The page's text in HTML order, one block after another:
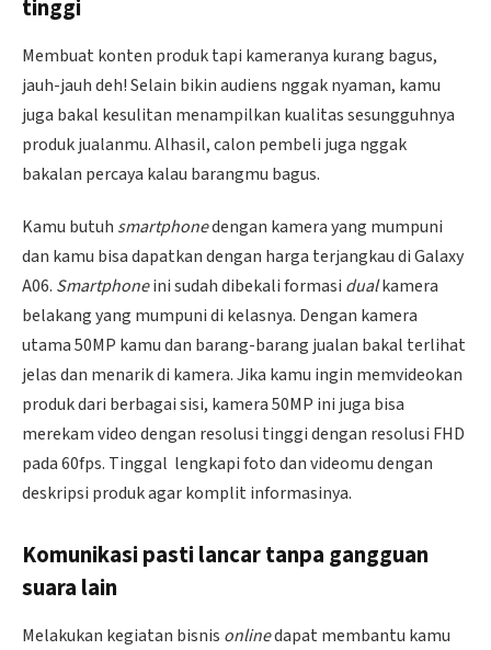
tinggi
Membuat konten produk tapi kameranya kurang bagus,
jauh-jauh deh! Selain bikin audiens nggak nyaman, kamu
juga bakal kesulitan menampilkan kualitas sesungguhnya
produk jualanmu. Alhasil, calon pembeli juga nggak
bakalan percaya kalau barangmu bagus.
Kamu butuh smartphonedengan kamera yang mumpuni
dan kamu bisa dapatkan dengan harga terjangkau di Galaxy
A06. Smartphoneini sudah dibekali formasi dualkamera
belakang yang mumpuni di kelasnya. Dengan kamera
utama 50MP kamu dan barang-barang jualan bakal terlihat
jelas dan menarik di kamera. Jika kamu ingin memvideokan
produk dari berbagai sisi, kamera 50MP ini juga bisa
merekam video dengan resolusi tinggi dengan resolusi FHD
pada 60fps. Tinggal lengkapi foto dan videomu dengan
deskripsi produk agar komplit informasinya.
Komunikasi pasti lancar tanpa gangguan
suara lain
Melakukan kegiatan bisnis onlinedapat membantu kamu